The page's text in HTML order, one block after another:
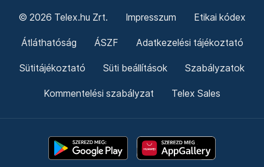
© 2026 Telex.hu Zrt. Impresszum Etikai kódex
Átláthatóság ÁSZF Adatkezelési tájékoztató
Sütitájékoztató Süti beállítások Szabályzatok
Kommentelési szabályzat Telex Sales